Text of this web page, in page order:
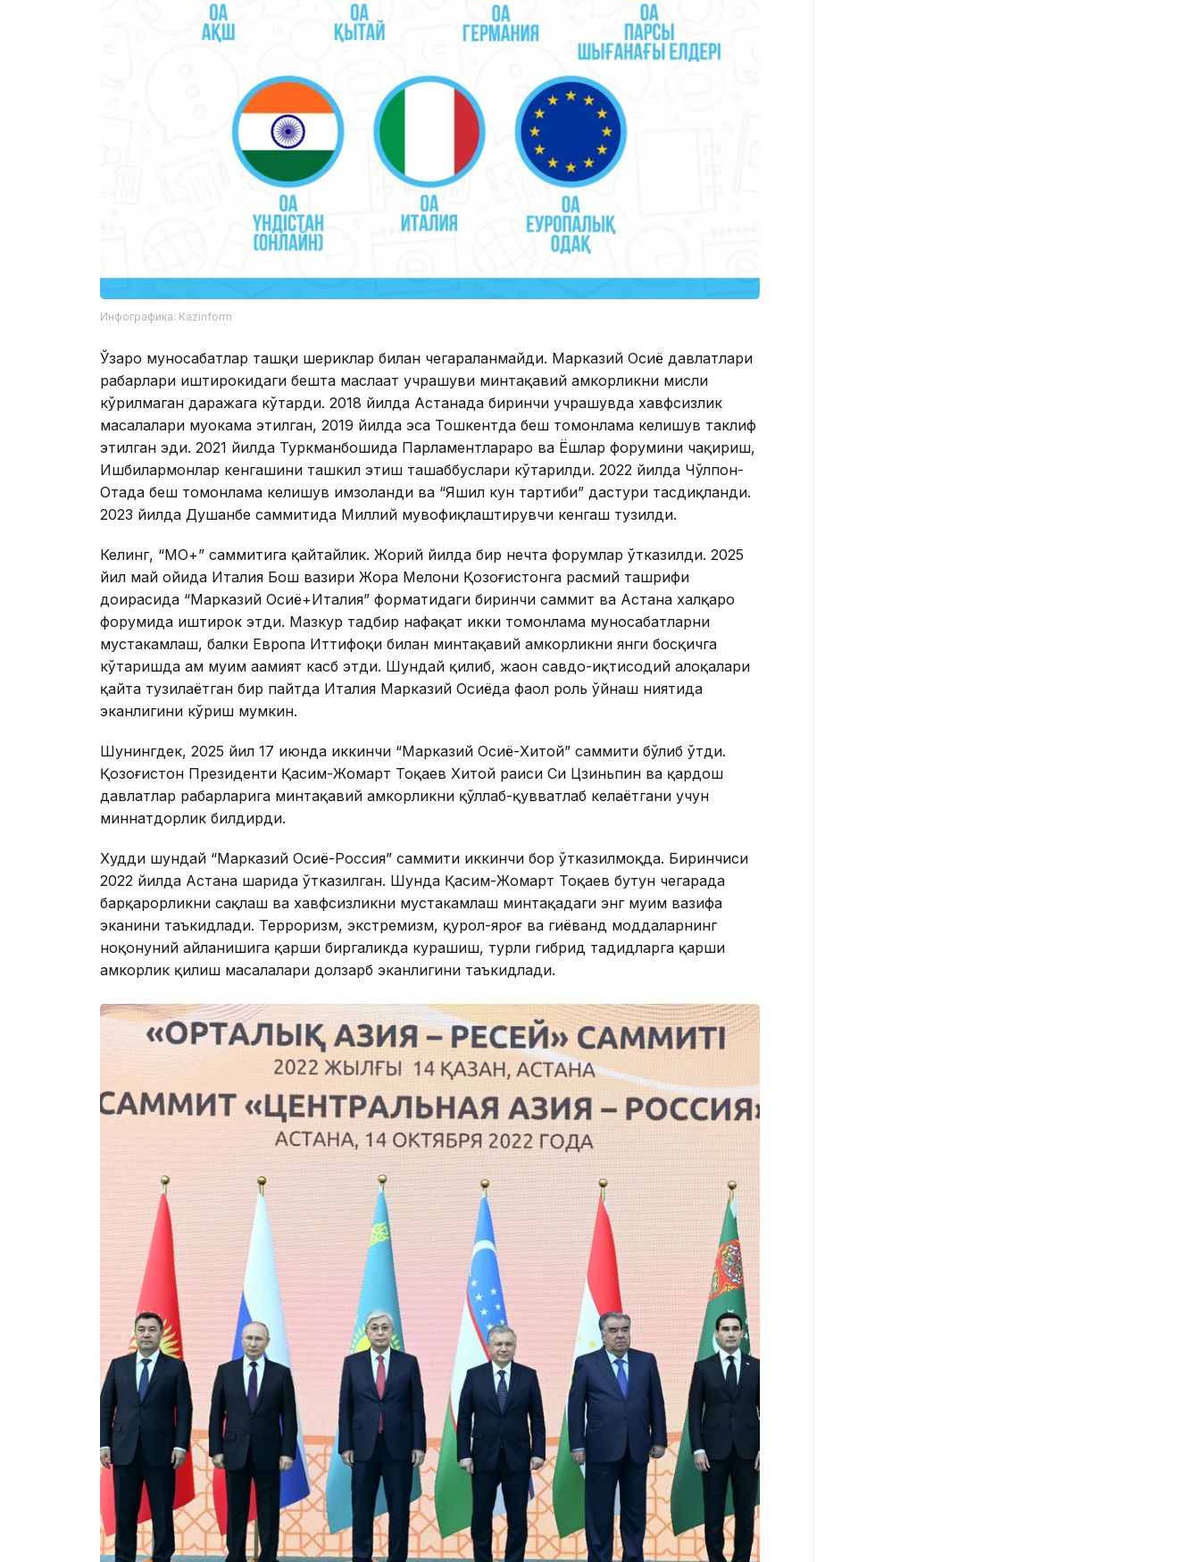
Инфографика: Kazinform
Ўзаро муносабатлар ташқи шериклар билан чегараланмайди. Марказий Осиё давлатлари
раҳбарлари иштирокидаги бешта маслаҳат учрашуви минтақавий ҳамкорликни мисли
кўрилмаган даражага кўтарди. 2018 йилда Астанада биринчи учрашувда хавфсизлик
масалалари муҳокама этилган, 2019 йилда эса Тошкентда беш томонлама келишув таклиф
этилган эди. 2021 йилда Туркманбошида Парламентлараро ва Ёшлар форумини чақириш,
Ишбилармонлар кенгашини ташкил этиш ташаббуслари кўтарилди. 2022 йилда Чўлпон-
Отада беш томонлама келишув имзоланди ва “Яшил кун тартиби” дастури тасдиқланди.
2023 йилда Душанбе саммитида Миллий мувофиқлаштирувчи кенгаш тузилди.
Келинг, “МО+” саммитига қайтайлик. Жорий йилда бир нечта форумлар ўтказилди. 2025
йил май ойида Италия Бош вазири Жора Мелони Қозоғистонга расмий ташрифи
доирасида “Марказий Осиё+Италия” форматидаги биринчи саммит ва Астана халқаро
форумида иштирок этди. Мазкур тадбир нафақат икки томонлама муносабатларни
мустаҳкамлаш, балки Европа Иттифоқи билан минтақавий ҳамкорликни янги босқичга
кўтаришда ҳам муҳим аҳамият касб этди. Шундай қилиб, жаҳон савдо-иқтисодий алоқалари
қайта тузилаётган бир пайтда Италия Марказий Осиёда фаол роль ўйнаш ниятида
эканлигини кўриш мумкин.
Шунингдек, 2025 йил 17 июнда иккинчи “Марказий Осиё-Хитой” саммити бўлиб ўтди.
Қозоғистон Президенти Қасим-Жомарт Тоқаев Хитой раиси Си Цзиньпин ва қардош
давлатлар раҳбарларига минтақавий ҳамкорликни қўллаб-қувватлаб келаётгани учун
миннатдорлик билдирди.
Худди шундай “Марказий Осиё-Россия” саммити иккинчи бор ўтказилмоқда. Биринчиси
2022 йилда Астана шаҳрида ўтказилган. Шунда Қасим-Жомарт Тоқаев бутун чегарада
барқарорликни сақлаш ва хавфсизликни мустаҳкамлаш минтақадаги энг муҳим вазифа
эканини таъкидлади. Терроризм, экстремизм, қурол-яроғ ва гиёҳванд моддаларнинг
ноқонуний айланишига қарши биргаликда курашиш, турли гибрид таҳдидларга қарши
ҳамкорлик қилиш масалалари долзарб эканлигини таъкидлади.